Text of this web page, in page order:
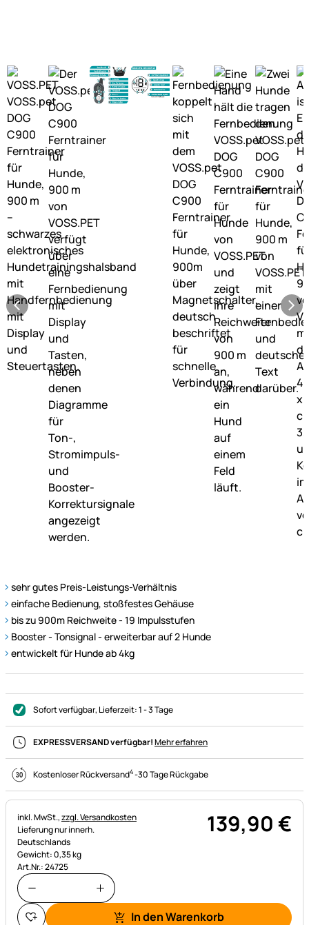
sehr gutes Preis-Leistungs-Verhältnis
einfache Bedienung, stoßfestes Gehäuse
bis zu 900m Reichweite - 19 Impulsstufen
Booster - Tonsignal - erweiterbar auf 2 Hunde
entwickelt für Hunde ab 4kg
Sofort verfügbar, Lieferzeit:1 - 3 Tage
EXPRESSVERSAND verfügbar!Mehr erfahren
Kostenloser Rückversand4-30 Tage Rückgabe
Steuerhinweis:
inkl. MwSt.,zzgl. Versandkosten
Lieferung nur innerh.
Deutschlands
Gewicht: 0,35 kg
Art.Nr.: 24725
139,90€
In den Warenkorb